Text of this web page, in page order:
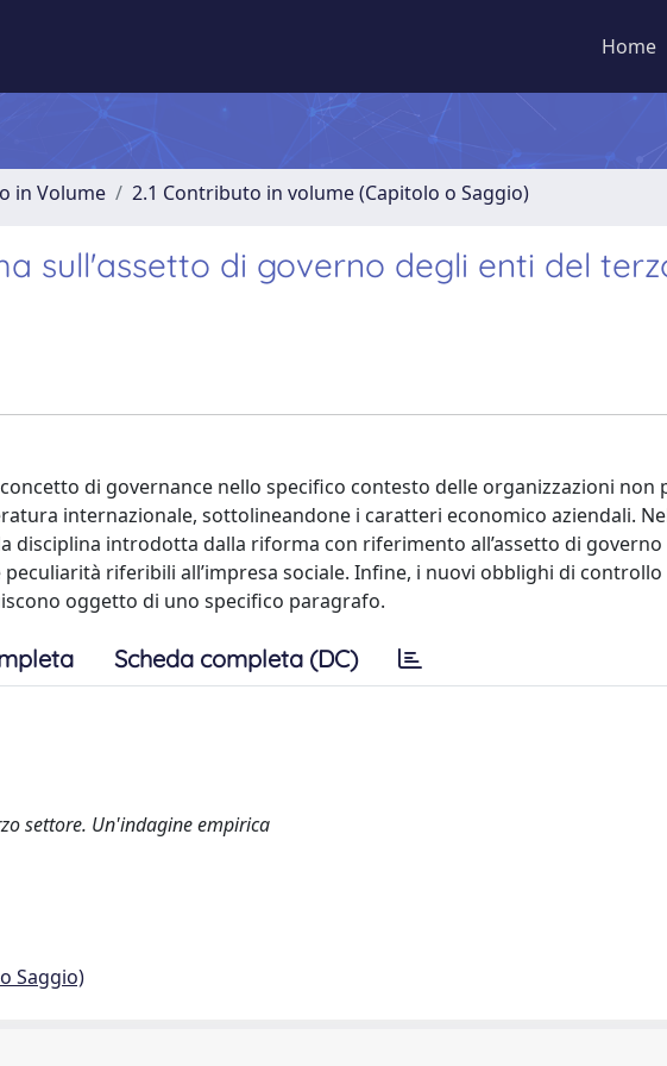
Home
in Volume 2.1 Contributo in volume (Capitolo o Saggio)
sull'assetto di governo degli enti del
di governance nello specifico contesto delle organizzazioni non
internazionale, sottolineandone i caratteri economico aziendali.
disciplina introdotta dalla riforma con riferimento all’assetto di governo
peculiarità riferibili all’impresa sociale. Infine, i nuovi obblighi di
oggetto di uno specifico paragrafo.
Scheda completa (DC)
settore. Un'indagine empirica
Saggio)